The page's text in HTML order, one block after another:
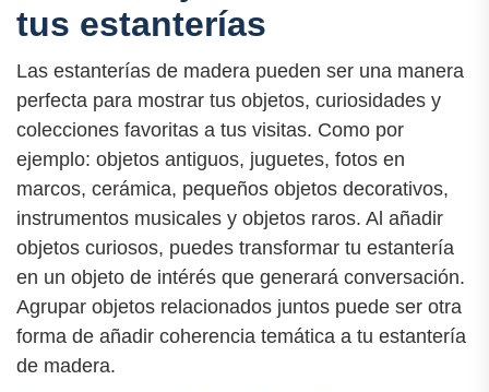
tus estanterías
Las estanterías de madera pueden ser una manera
perfecta para mostrar tus objetos, curiosidades y
colecciones favoritas a tus visitas. Como por
ejemplo: objetos antiguos, juguetes, fotos en
marcos, cerámica, pequeños objetos decorativos,
instrumentos musicales y objetos raros. Al añadir
objetos curiosos, puedes transformar tu estantería
en un objeto de intérés que generará conversación.
Agrupar objetos relacionados juntos puede ser otra
forma de añadir coherencia temática a tu estantería
de madera.